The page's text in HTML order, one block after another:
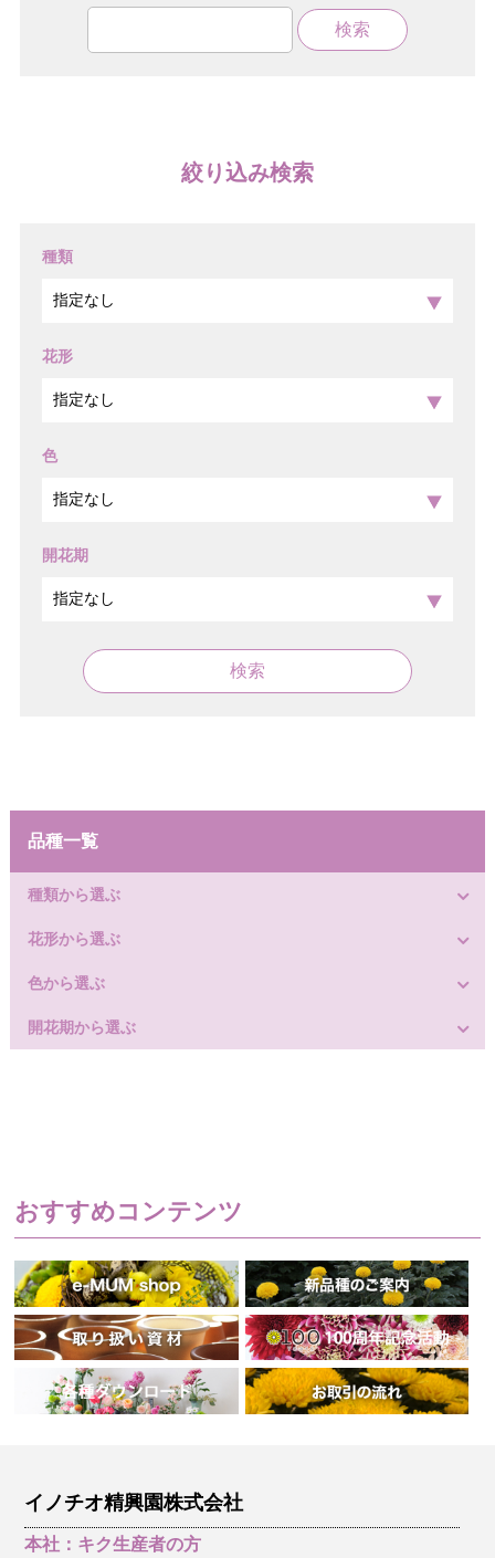
絞り込み検索
種類
花形
色
開花期
検索
品種一覧
種類から選ぶ
花形から選ぶ
色から選ぶ
開花期から選ぶ
おすすめコンテンツ
イノチオ精興園株式会社
本社：キク生産者の方